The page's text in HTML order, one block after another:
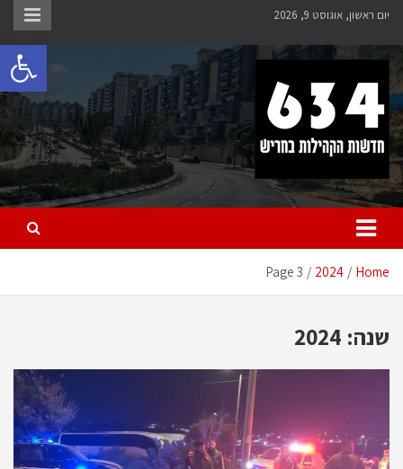
Skip
content
יום ראשון, אוגוסט 9, 2026
חריש 634
חדשות הקהילות בחריש
Home
2024
Page 3
שנה: 2024